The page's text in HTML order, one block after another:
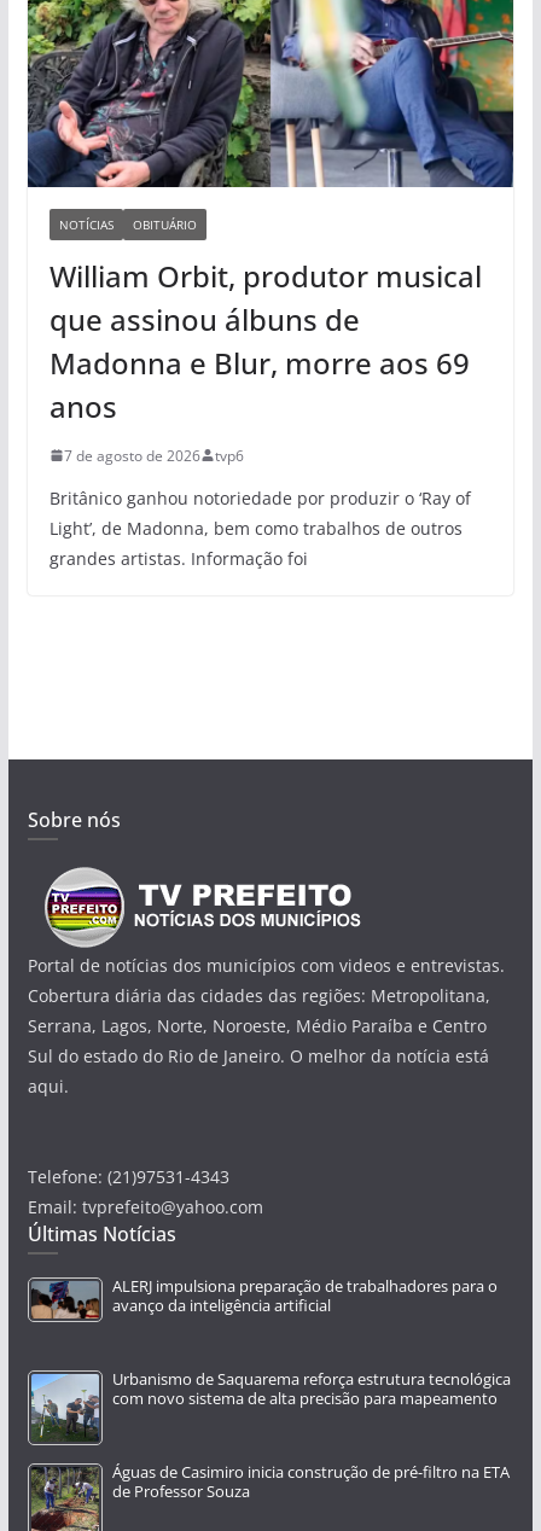
NOTÍCIAS OBITUÁRIO
William Orbit, produtor musical
que assinou álbuns de
Madonna e Blur, morre aos 69
anos
7 de agosto de 2026 tvp6
Britânico ganhou notoriedade por produzir o ‘Ray of
Light’, de Madonna, bem como trabalhos de outros
grandes artistas. Informação foi
Sobre nós
Portal de notícias dos municípios com videos e entrevistas.
Cobertura diária das cidades das regiões: Metropolitana,
Serrana, Lagos, Norte, Noroeste, Médio Paraíba e Centro
Sul do estado do Rio de Janeiro. O melhor da notícia está
aqui.
Telefone: (21)97531-4343
Email: tvprefeito@yahoo.com
Últimas Notícias
ALERJ impulsiona preparação de trabalhadores para o
avanço da inteligência artificial
Urbanismo de Saquarema reforça estrutura tecnológica
com novo sistema de alta precisão para mapeamento
Águas de Casimiro inicia construção de pré-filtro na ETA
de Professor Souza